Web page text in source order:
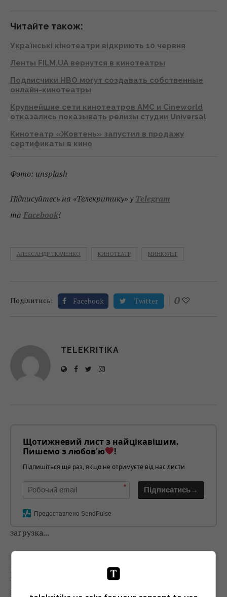
Читайте також:
Українські кінотеатри відкриють 10 червня
Ленты FILM.UA вернутся в кинотеатры
Подписчики HBO могут создавать собственные
онлайн-кинотеатры
Крупнейшие сети кинотеатров AMC и Cineworld
отказались показывать релизы студии Universal
Кинотеатр «Жовтень» запустил в продажу
сертификаты в кино
Фото: unsplash
Підписуйтесь на «Телекритику» у Telegram
та Facebook!
АЛЕКСАНДР ТКАЧЕНКО КИНОТЕАТР МИНКУЛЬТ
Поділитись: Facebook Twitter 0
TELEKRITIKA
Щотижневий лист з найцікавішим.
Пишемо з любов'ю
!
Підпишіться ще раз, якщо не отримуєте від нас листи
* Підписатись→
Предоставлено SendPulse
загрузка...
Попередня стаття
ТЕЛЕКАНАЛ «ДІМ» ПЕРЕДАЮТЬ МІНІСТЕРСТВУ